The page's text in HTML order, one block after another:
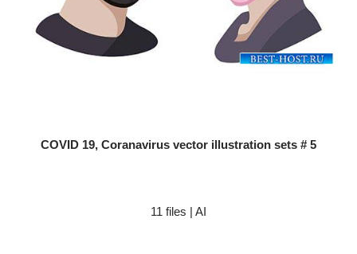
COVID 19, Coranavirus vector illustration sets # 5
11 files | AI